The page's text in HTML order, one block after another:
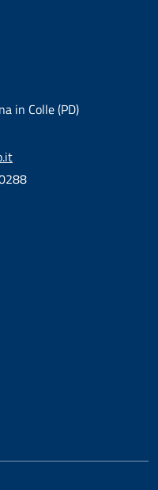
in Colle (PD)